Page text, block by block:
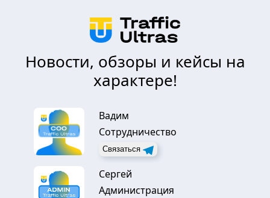
Новости, обзоры и кейсы на
характере!
Вадим
Сотрудничество
Связаться
Сергей
Администрация